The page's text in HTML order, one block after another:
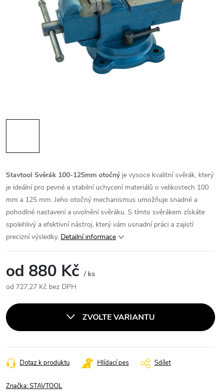
Stavtool Svěrák 100-125mm otočnýje vysoce kvalitní svěrák, který
je ideální pro pevné a stabilní uchycení materiálů o velikostech 100
mm a 125 mm. Jeho otočný mechanismus umožňuje snadné a
pohodlné nastavení a uvolnění svěráku. S tímto svěrákem získáte
spolehlivý a efektivní nástroj, který vám usnadní práci a zajistí
precizní výsledky. Detailní informace
od 880 Kč / ks
od 727,27 Kč bez DPH
cena:
ZVOLTE VARIANTU
Dotaz k produktu Hlídací pes Sdílet
Značka:STAVTOOL